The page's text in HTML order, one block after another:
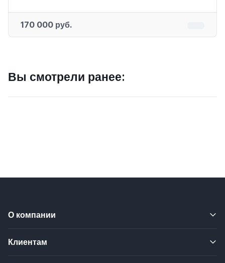
170 000 руб.
Вы смотрели ранее:
О компании
Клиентам